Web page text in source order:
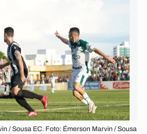
/ Sousa EC. Foto: Émerson Marvin / Sousa